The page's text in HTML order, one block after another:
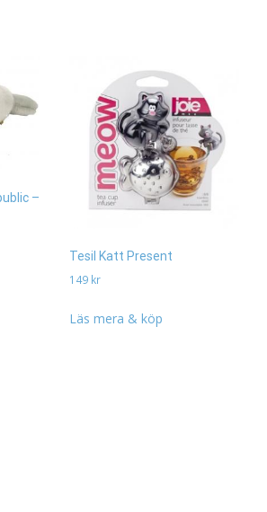
–
Tesil Katt Present
149 kr
Läs mera & köp